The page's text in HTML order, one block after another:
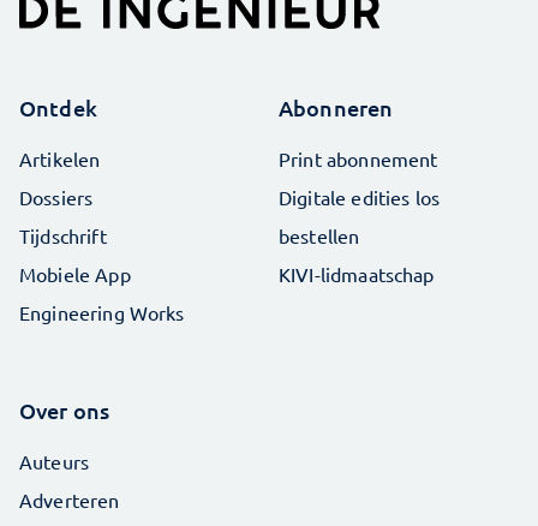
Ontdek
Artikelen
Dossiers
Tijdschrift
Mobiele App
Engineering Works
Abonneren
Print abonnement
Digitale edities los
bestellen
KIVI-lidmaatschap
Over ons
Auteurs
Adverteren